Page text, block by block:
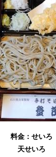
料金：せいろ
天せいろ